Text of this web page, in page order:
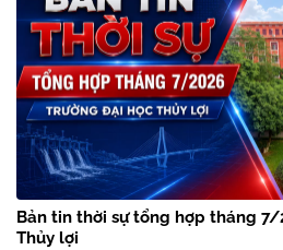
Bản tin thời sự tổng hợp tháng 7/
Thủy lợi